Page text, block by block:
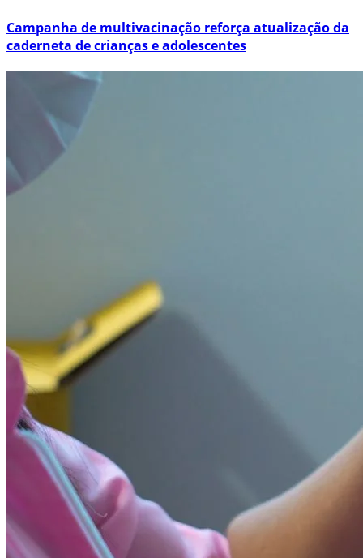
Campanha de multivacinação reforça atualização da
caderneta de crianças e adolescentes